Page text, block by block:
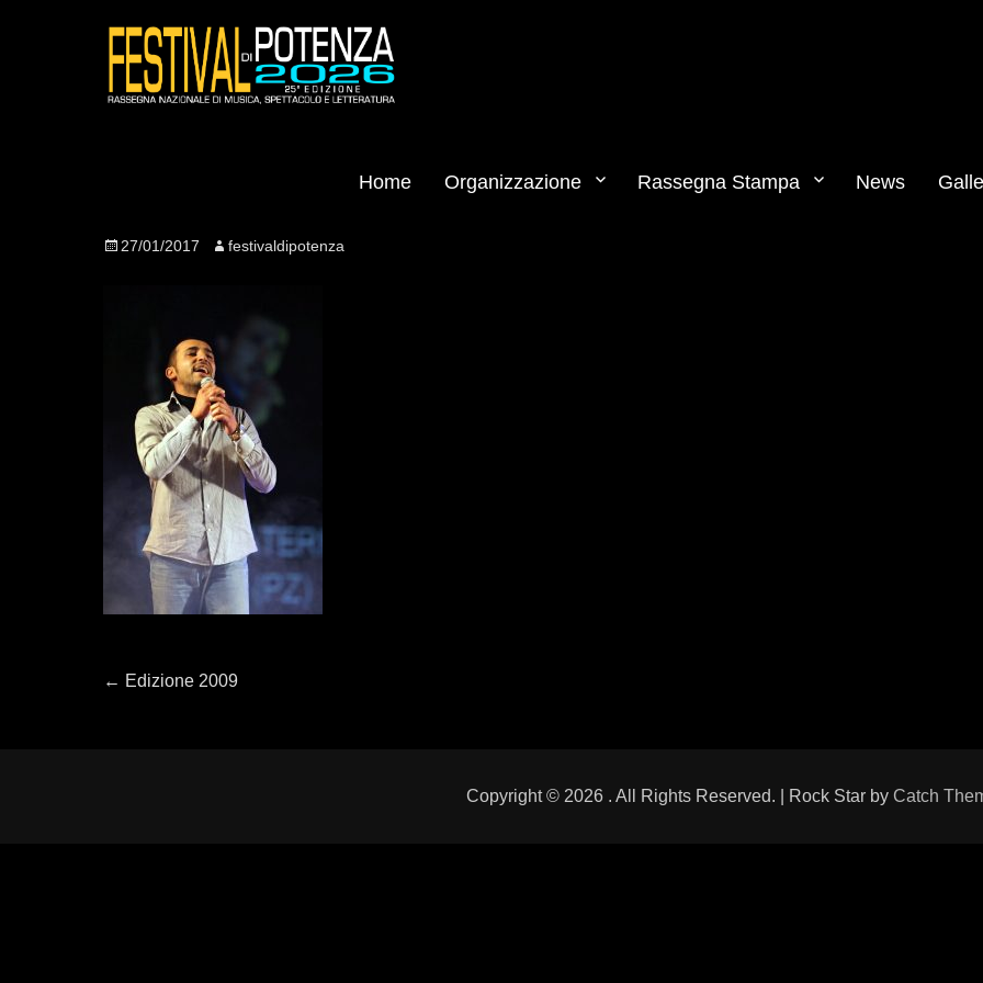
Home Organizzazione Rassegna Stampa News
Nuovo_IMG_4915
Posted
27/01/2017 Author
festivaldipotenza
Navigazione
← Previous
Edizione 2009
Copyright © 2026 . All Rights Reserved. | Rock Star byCatch